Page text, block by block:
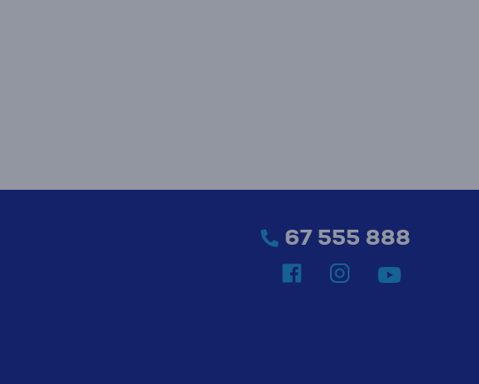
67 555 888